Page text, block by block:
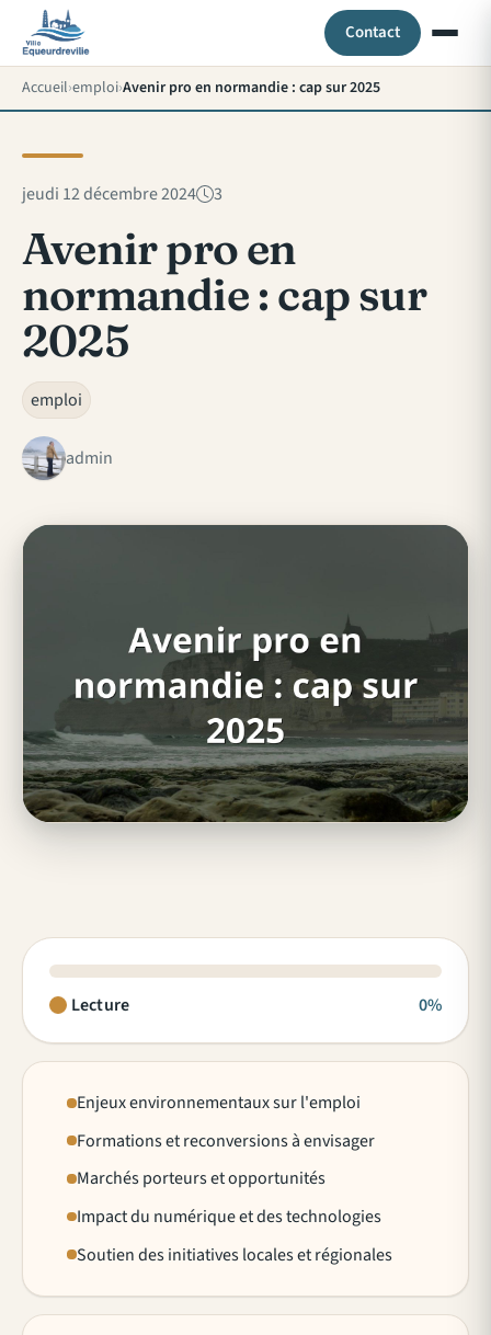
Contact
Accueil emploi Avenir pro en normandie : cap sur 2025
jeudi 12 décembre 2024 3
Avenir pro en
normandie : cap sur
2025
emploi
admin
Lecture 0%
Enjeux environnementaux sur l'emploi
Formations et reconversions à envisager
Marchés porteurs et opportunités
Impact du numérique et des technologies
Soutien des initiatives locales et régionales